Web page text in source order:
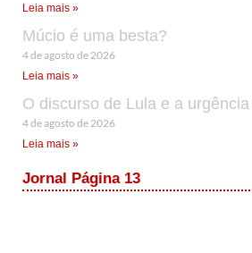
Leia mais »
Múcio é uma besta?
4 de agosto de 2026
Leia mais »
O discurso de Lula e a
4 de agosto de 2026
Leia mais »
Jornal Página 13